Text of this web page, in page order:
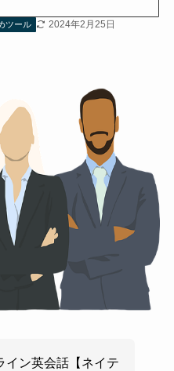
ツール 2024年2月25日
イン英会話【ネイテ